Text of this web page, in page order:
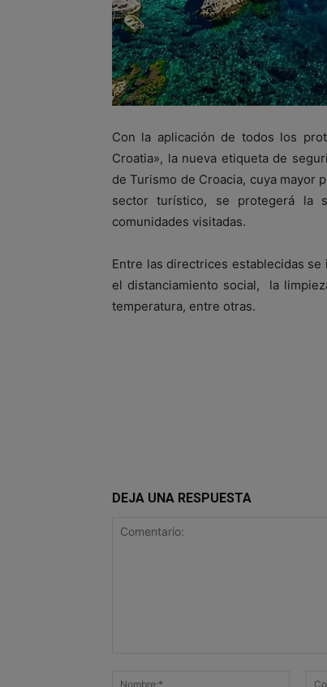
Con la aplicación de todos los
Croatia», la nueva etiqueta de
de Turismo de Croacia, cuya mayor
sector turístico, se protegerá la
comunidades visitadas.
Entre las directrices establecidas
el distanciamiento social, la
temperatura, entre otras.
DEJA UNA RESPUESTA